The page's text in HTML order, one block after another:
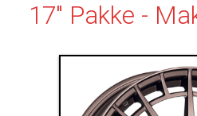
17" Pakke -